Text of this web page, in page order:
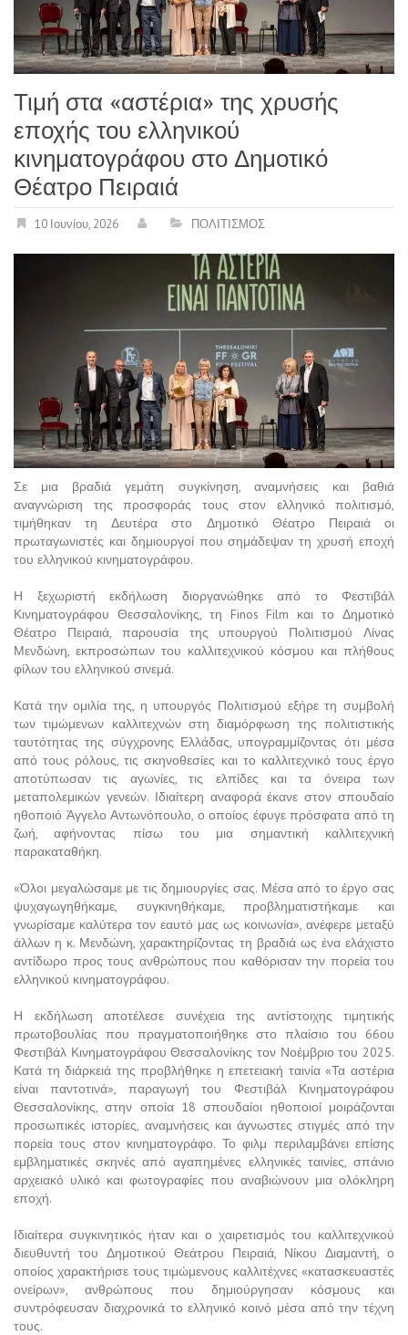
Τιμή στα «αστέρια» της χρυσής
εποχής του ελληνικού
κινηματογράφου στο Δημοτικό
Θέατρο Πειραιά
10 Ιουνίου, 2026 ΠΟΛΙΤΙΣΜΟΣ
Σε μια βραδιά γεμάτη συγκίνηση, αναμνήσεις και βαθιά
αναγνώριση της προσφοράς τους στον ελληνικό πολιτισμό,
τιμήθηκαν τη Δευτέρα στο Δημοτικό Θέατρο Πειραιά οι
πρωταγωνιστές και δημιουργοί που σημάδεψαν τη χρυσή εποχή
του ελληνικού κινηματογράφου.
Η ξεχωριστή εκδήλωση διοργανώθηκε από το Φεστιβάλ
Κινηματογράφου Θεσσαλονίκης, τη Finos Film και το Δημοτικό
Θέατρο Πειραιά, παρουσία της υπουργού Πολιτισμού Λίνας
Μενδώνη, εκπροσώπων του καλλιτεχνικού κόσμου και πλήθους
φίλων του ελληνικού σινεμά.
Κατά την ομιλία της, η υπουργός Πολιτισμού εξήρε τη συμβολή
των τιμώμενων καλλιτεχνών στη διαμόρφωση της πολιτιστικής
ταυτότητας της σύγχρονης Ελλάδας, υπογραμμίζοντας ότι μέσα
από τους ρόλους, τις σκηνοθεσίες και το καλλιτεχνικό τους έργο
αποτύπωσαν τις αγωνίες, τις ελπίδες και τα όνειρα των
μεταπολεμικών γενεών. Ιδιαίτερη αναφορά έκανε στον σπουδαίο
ηθοποιό Άγγελο Αντωνόπουλο, ο οποίος έφυγε πρόσφατα από τη
ζωή, αφήνοντας πίσω του μια σημαντική καλλιτεχνική
παρακαταθήκη.
«Όλοι μεγαλώσαμε με τις δημιουργίες σας. Μέσα από το έργο σας
ψυχαγωγηθήκαμε, συγκινηθήκαμε, προβληματιστήκαμε και
γνωρίσαμε καλύτερα τον εαυτό μας ως κοινωνία», ανέφερε μεταξύ
άλλων η κ. Μενδώνη, χαρακτηρίζοντας τη βραδιά ως ένα ελάχιστο
αντίδωρο προς τους ανθρώπους που καθόρισαν την πορεία του
ελληνικού κινηματογράφου.
Η εκδήλωση αποτέλεσε συνέχεια της αντίστοιχης τιμητικής
πρωτοβουλίας που πραγματοποιήθηκε στο πλαίσιο του 66ου
Φεστιβάλ Κινηματογράφου Θεσσαλονίκης τον Νοέμβριο του 2025.
Κατά τη διάρκειά της προβλήθηκε η επετειακή ταινία «Τα αστέρια
είναι παντοτινά», παραγωγή του Φεστιβάλ Κινηματογράφου
Θεσσαλονίκης, στην οποία 18 σπουδαίοι ηθοποιοί μοιράζονται
προσωπικές ιστορίες, αναμνήσεις και άγνωστες στιγμές από την
πορεία τους στον κινηματογράφο. Το φιλμ περιλαμβάνει επίσης
εμβληματικές σκηνές από αγαπημένες ελληνικές ταινίες, σπάνιο
αρχειακό υλικό και φωτογραφίες που αναβιώνουν μια ολόκληρη
εποχή.
Ιδιαίτερα συγκινητικός ήταν και ο χαιρετισμός του καλλιτεχνικού
διευθυντή του Δημοτικού Θεάτρου Πειραιά, Νίκου Διαμαντή, ο
οποίος χαρακτήρισε τους τιμώμενους καλλιτέχνες «κατασκευαστές
ονείρων», ανθρώπους που δημιούργησαν κόσμους και
συντρόφευσαν διαχρονικά το ελληνικό κοινό μέσα από την τέχνη
τους.